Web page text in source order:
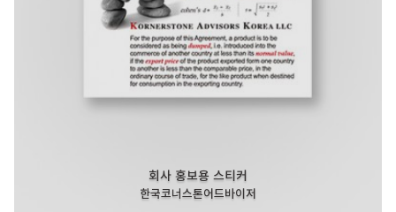
회사 홍보용 스티커
한국코너스톤어드바이저